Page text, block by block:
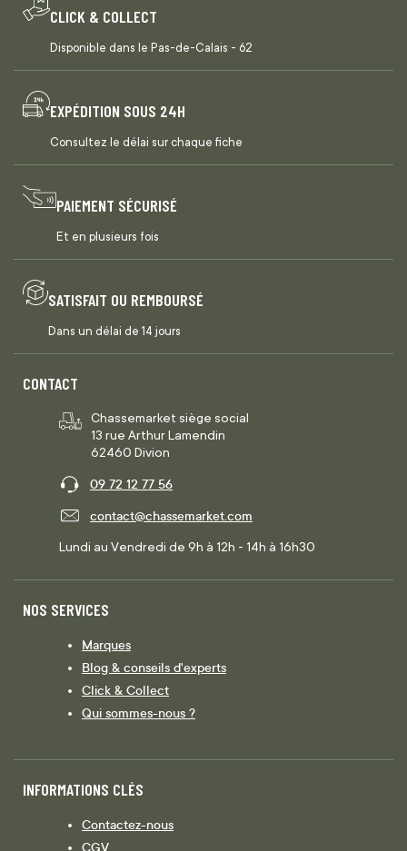
CLICK & COLLECT
Disponible dans le Pas-de-Calais - 62
EXPÉDITION SOUS 24H
Consultez le délai sur chaque fiche
PAIEMENT SÉCURISÉ
Et en plusieurs fois
SATISFAIT OU REMBOURSÉ
Dans un délai de 14 jours
CONTACT
Chassemarket siège social
13 rue Arthur Lamendin
62460 Divion
09 72 12 77 56
contact@chassemarket.com
Lundi au Vendredi de 9h à 12h - 14h à 16h30
NOS SERVICES
Marques
Blog & conseils d'experts
Click & Collect
Qui sommes-nous ?
INFORMATIONS CLÉS
Contactez-nous
CGV